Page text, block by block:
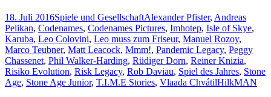
18. Juli 2016Spiele und GesellschaftAlexander Pfister, Andreas
Pelikan, Codenames, Codenames Pictures, Imhotep, Isle of Skye,
Karuba, Leo Colovini, Leo muss zum Friseur, Manuel Rozoy,
Marco Teubner, Matt Leacock, Mmm!, Pandemic Legacy, Peggy
Chassenet, Phil Walker-Harding, Rüdiger Dorn, Reiner Knizia,
Risiko Evolution, Risk Legacy, Rob Daviau, Spiel des Jahres, Stone
Age, Stone Age Junior, T.I.M.E Stories, Vlaada ChvátilHilkMAN